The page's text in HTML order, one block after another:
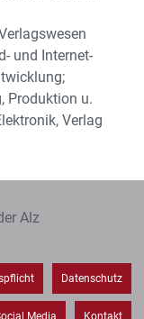
und Internet-
Produktion u.
Verlag
Alz
Datenschutz
Media Kontakt